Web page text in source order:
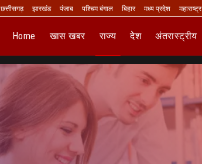
छत्तीसगढ़ झारखंड पंजाब पश्चिम बंगाल बिहार मध्य प्रदेश महाराष्ट्र
Home खास खबर राज्य देश अंतरास्ट्रीय
LIVE TV